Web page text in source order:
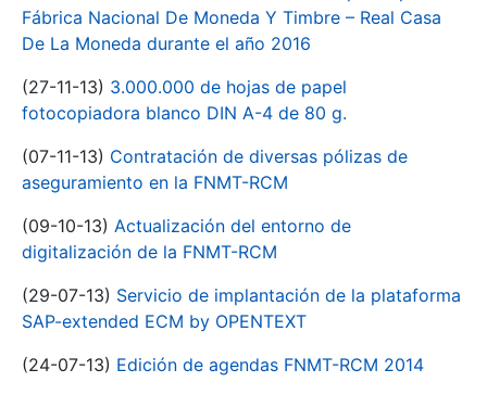
Fábrica Nacional De Moneda Y Timbre – Real Casa
De La Moneda durante el año 2016
(27-11-13) 3.000.000 de hojas de papel
fotocopiadora blanco DIN A-4 de 80 g.
(07-11-13) Contratación de diversas pólizas de
aseguramiento en la FNMT-RCM
(09-10-13) Actualización del entorno de
digitalización de la FNMT-RCM
(29-07-13) Servicio de implantación de la plataforma
SAP-extended ECM by OPENTEXT
(24-07-13) Edición de agendas FNMT-RCM 2014